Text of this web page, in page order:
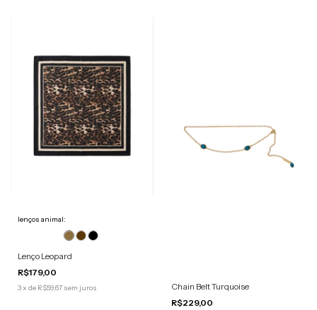
lenços animal:
Lenço Leopard
R$179,00
3x de R$59,67 sem juros
Chain Belt Turquoise
R$229,00